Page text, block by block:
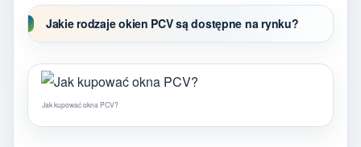
Jakie rodzaje okien PCV są dostępne na rynku?
Jak kupować okna PCV?